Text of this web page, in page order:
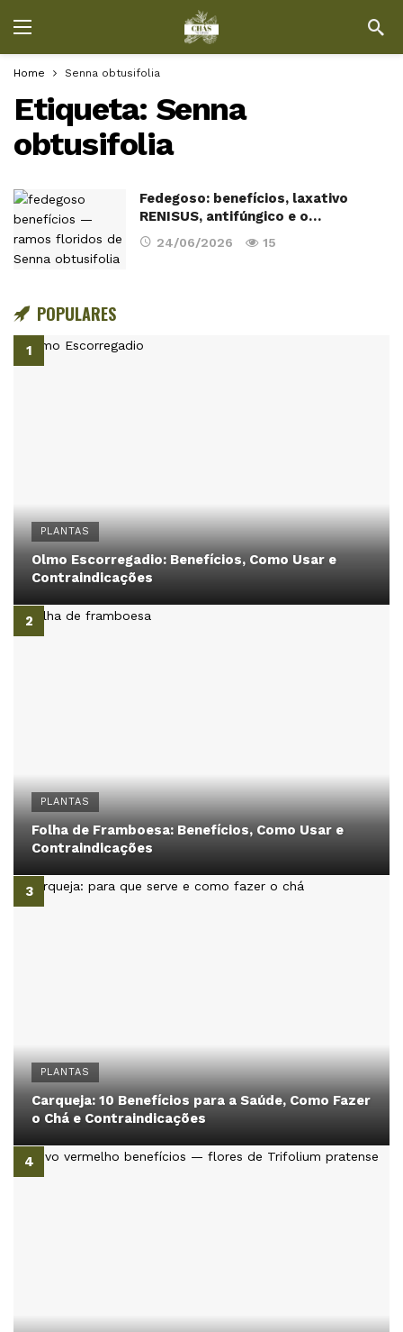
Home Senna obtusifolia
Etiqueta: Senna
obtusifolia
Fedegoso: benefícios, laxativo
RENISUS, antifúngico e o…
24/06/2026 15
POPULARES
PLANTAS
Olmo Escorregadio: Benefícios, Como Usar e
Contraindicações
PLANTAS
Folha de Framboesa: Benefícios, Como Usar e
Contraindicações
PLANTAS
Carqueja: 10 Benefícios para a Saúde, Como Fazer
o Chá e Contraindicações